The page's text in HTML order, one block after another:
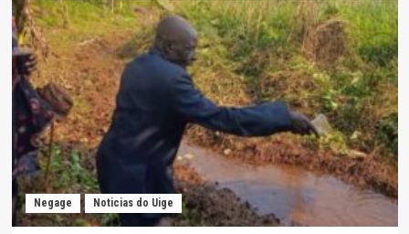
Negage Noticias do Uige